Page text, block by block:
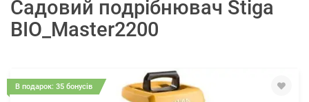
Садовий подрібнювач Stiga
BIO_Master2200
В подарок: 35 бонусів